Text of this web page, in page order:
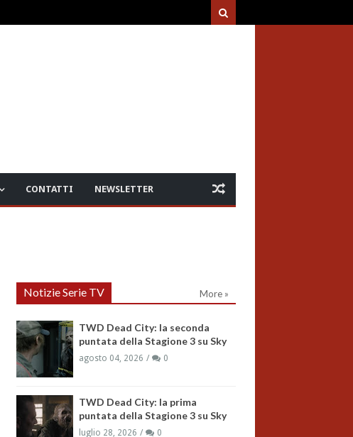
CONTATTI NEWSLETTER
Notizie Serie TV More »
TWD Dead City: la seconda
puntata della Stagione 3 su Sky
agosto 04, 2026 0
TWD Dead City: la prima
puntata della Stagione 3 su Sky
luglio 28, 2026 0